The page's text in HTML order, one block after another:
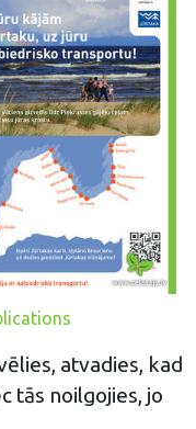
atvadies, kad
tās noilgojies, jo